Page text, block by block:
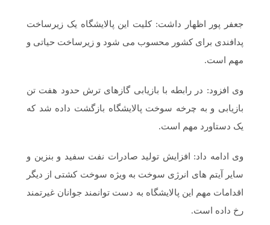
جعفر پور اظهار داشت: کلیت این پالایشگاه یک زیرساخت
پدافندی برای کشور محسوب می شود و زیرساخت حیاتی و
مهم است.
وی افزود: در رابطه با بازیابی گازهای ترش حدود هفت تن
بازیابی و به چرخه سوخت پالایشگاه بازگشت داده شد که
یک دستاورد مهم است.
وی ادامه داد: افزایش تولید صادرات نفت سفید و بنزین و
سایر آیتم های انرژی سوخت به ویژه سوخت کشتی از دیگر
اقدامات مهم این پالایشگاه به دست توانمند جوانان غیرتمند
رخ داده است.